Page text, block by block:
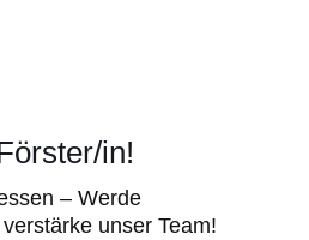
in!
– Werde
unser Team!